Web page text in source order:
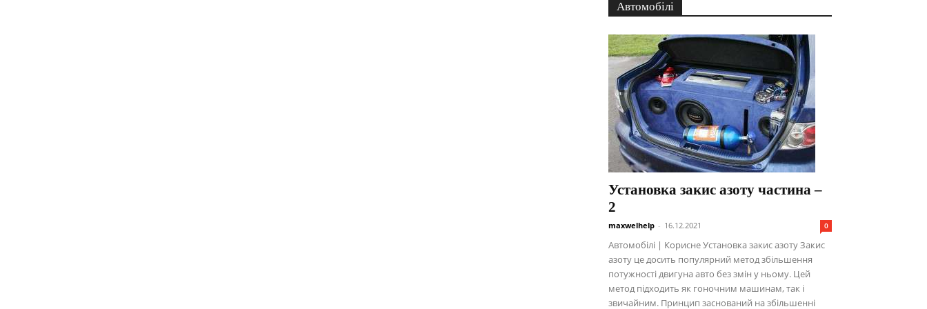
Автомобілі
Установка закис азоту частина –
2
maxwelhelp - 16.12.2021 0
Автомобілі | Корисне Установка закис азоту Закис
азоту це досить популярний метод збільшення
потужності двигуна авто без змін у ньому. Цей
метод підходить як гоночним машинам, так і
звичайним. Принцип заснований на збільшенні